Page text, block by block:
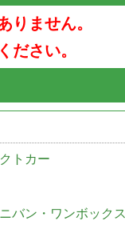
りません。
ださい。
トカー
バン・ワンボックス